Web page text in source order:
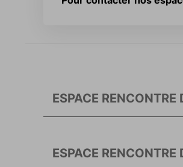
ESPACE
ESPACE